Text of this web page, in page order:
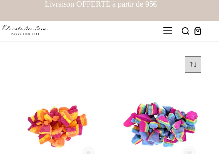
Livraison OFFERTE à partir de 95€